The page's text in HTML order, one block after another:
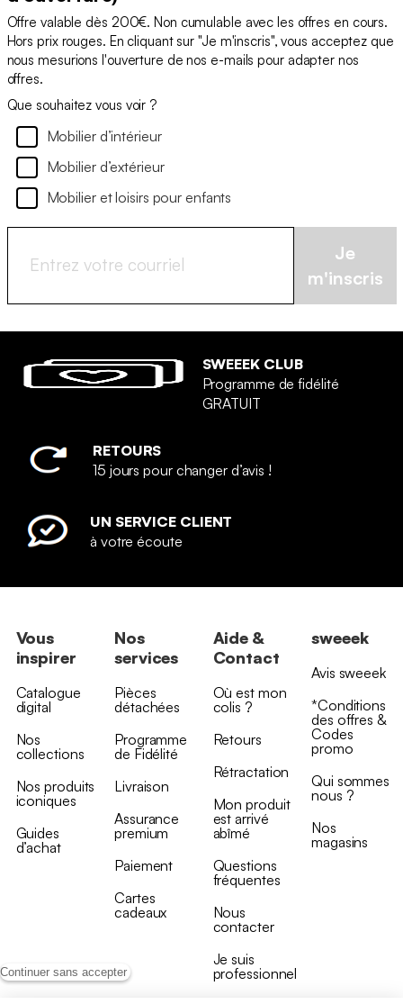
Continuer sans accepter
Offre valable dès 200€. Non cumulable avec les offres en cours.
Hors prix rouges. En cliquant sur "Je m'inscris", vous acceptez que
nous mesurions l'ouverture de nos e-mails pour adapter nos
offres.
Que souhaitez vous voir ?
Mobilier d’intérieur
Mobilier d’extérieur
Mobilier et loisirs pour enfants
Je
m'inscris
SWEEEK CLUB
Programme de fidélité
GRATUIT
RETOURS
15 jours pour changer d’avis !
UN SERVICE CLIENT
à votre écoute
Vous
inspirer
Catalogue
digital
Nos
collections
Nos produits
iconiques
Guides
d’achat
Nos
services
Pièces
détachées
Programme
de Fidélité
Livraison
Assurance
premium
Paiement
Cartes
cadeaux
Aide &
Contact
Où est mon
colis ?
Retours
Rétractation
Mon produit
est arrivé
abîmé
Questions
fréquentes
Nous
contacter
Je suis
professionnel
sweeek
Avis sweeek
*Conditions
des offres &
Codes
promo
Qui sommes
nous ?
Nos
magasins